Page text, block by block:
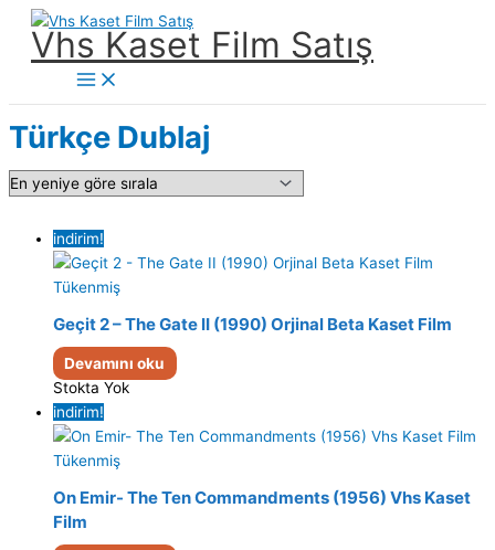
İçeriğe
Vhs Kaset Film Satış
Main
Menu
Türkçe Dublaj
indirim!
Tükenmiş
Geçit 2 – The Gate II (1990) Orjinal Beta Kaset Film
Devamını oku
Stokta Yok
indirim!
Tükenmiş
On Emir- The Ten Commandments (1956) Vhs Kaset
Film